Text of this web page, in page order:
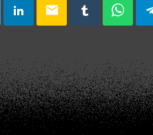
email